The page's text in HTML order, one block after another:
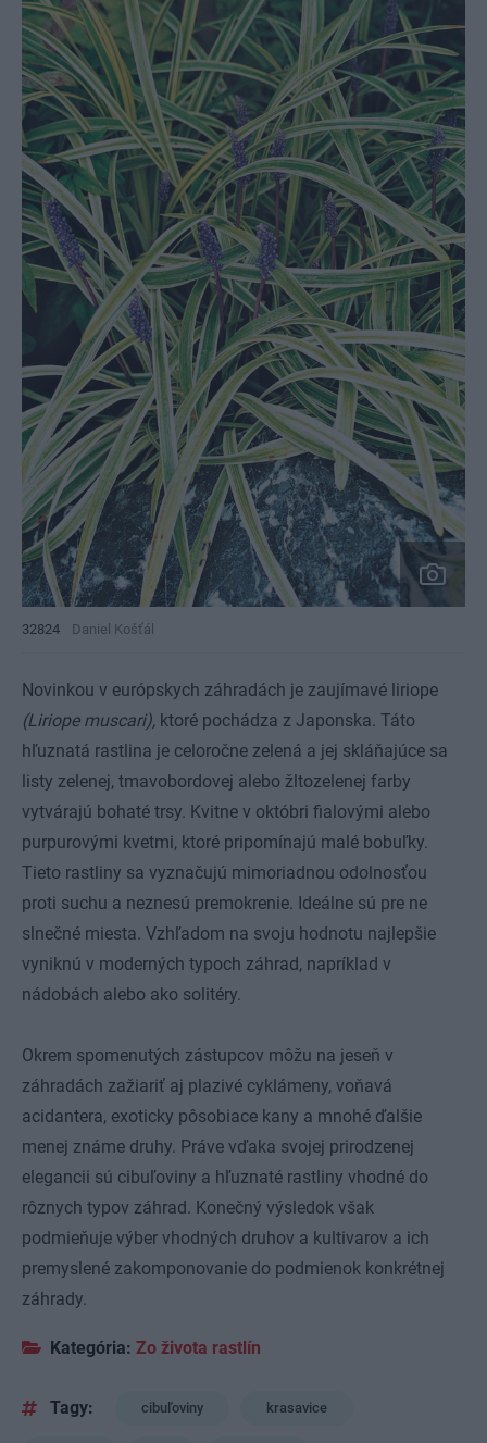
32824 Daniel Košťál
Novinkou v európskych záhradách je zaujímavé liriope
(Liriope muscari), ktoré pochádza z Japonska. Táto
hľuznatá rastlina je celoročne zelená a jej skláňajúce sa
listy zelenej, tmavobordovej alebo žltozelenej farby
vytvárajú bohaté trsy. Kvitne v októbri fialovými alebo
purpurovými kvetmi, ktoré pripomínajú malé bobuľky.
Tieto rastliny sa vyznačujú mimoriadnou odolnosťou
proti suchu a neznesú premokrenie. Ideálne sú pre ne
slnečné miesta. Vzhľadom na svoju hodnotu najlepšie
vyniknú v moderných typoch záhrad, napríklad v
nádobách alebo ako solitéry.
Okrem spomenutých zástupcov môžu na jeseň v
záhradách zažiariť aj plazivé cyklámeny, voňavá
acidantera, exoticky pôsobiace kany a mnohé ďalšie
menej známe druhy. Práve vďaka svojej prirodzenej
elegancii sú cibuľoviny a hľuznaté rastliny vhodné do
rôznych typov záhrad. Konečný výsledok však
podmieňuje výber vhodných druhov a kultivarov a ich
premyslené zakomponovanie do podmienok konkrétnej
záhrady.
Kategória: Zo života rastlín
Tagy: cibuľoviny krasavice